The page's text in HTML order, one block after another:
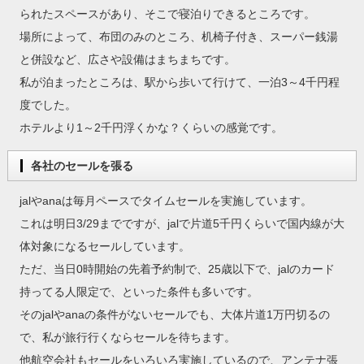
られたスペースがあり、そこで寝泊りできるところです。
場所によって、布団のみのところ、机椅子付き、スーパー銭湯
と併設など、広さや設備はまちまちです。
私が泊まったところは、駅から歩いて行けて、一泊3～4千円程
度でした。
ホテルより1～2千円浮くかな？くらいの感覚です。
各社のセールを張る
jalやanaは毎月ペースでタイムセールを実施しています。
これは明日3/29までですが、jalで片道5千円くらいで国内線が大
体対象になるセールしています。
ただ、当日0時開始の先着予約制で、25歳以下で、jalのカード
持ってる人限定で、といった条件も多いです。
そのjalやanaの条件がないセールでも、大体片道1万円切るの
で、私が旅行行くならセールを待ちます。
他航空会社もセールをいろいろ実施しているので、アンテナ張